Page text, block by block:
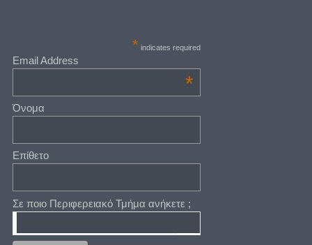
* indicates required
Email Address
*
Όνομα
Επίθετο
Σε ποιο Περιφερειακό Τμήμα ανήκετε ;